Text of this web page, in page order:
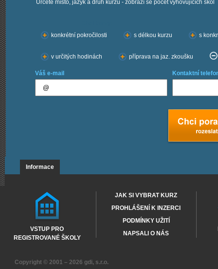
Určete místo, jazyk a druh kurzu - zobrazí se počet vyhovujících škol
konkrétní pokročilosti
s délkou kurzu s
v určitých hodinách příprava na jaz. zkoušku
Váš e-mail Kontaktní
Informace
VSTUP PRO
REGISTROVANÉ ŠKOLY
JAK SI VYBRAT KURZ
PROHLÁŠENÍ K INZERCI
PODMÍNKY UŽITÍ
NAPSALI O NÁS
Copyright © 2001 – 2026 gdi, s.r.o.